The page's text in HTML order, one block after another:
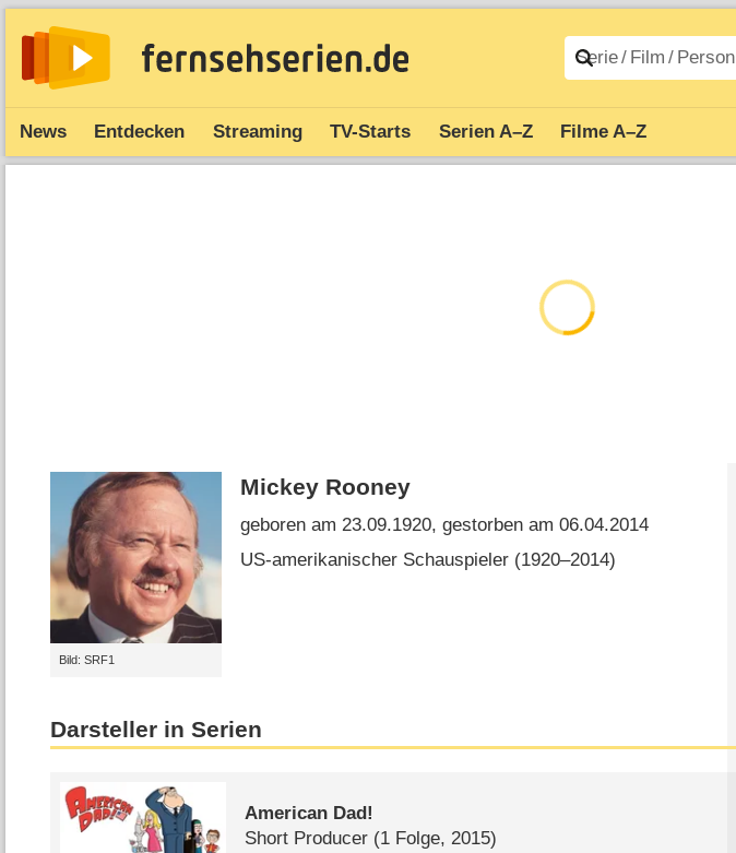
News Entdecken Streaming TV-Starts Serien A–Z Filme A–Z
Bild: SRF1
Mickey Rooney
geboren am 23.09.1920, gestorben am 06.04.2014
US-amerikanischer Schauspieler (1920⁠–⁠2014)
Darsteller in Serien
American Dad!
Short Producer (1 Folge, 2015)